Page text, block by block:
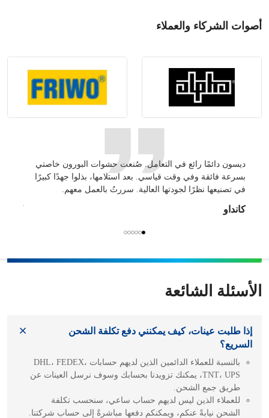
أصوات الشركاء والعملاء
ديسون دائمًا رائع في التعامل. صُنعت حشوات البورون خاصتي
بسرعة فائقة وفي وقت قياسي. بعد استلامها، بذلوا جهدًا كبيرًا
في تصنيعها نظرًا لجودتها العالية. سررتُ بالعمل معهم.
كانداو كانداو
الأسئلة الشائعة
إذا طلبت عينات، كيف يمكنني دفع تكلفة الشحن
السريع؟
بالنسبة للعملاء الدائمين الذين لديهم حسابات DHL، FEDEX،
TNT، UPS، يمكنك تزويدنا بحسابك وسوف نرسل العينات عن
طريق جمع الشحن.
للعملاء الذين ليس لديهم حساب ساعي، سنحسب تكلفة
الشحن نيابةً عنكم، ويمكنكم دفعها مباشرةً إلى حساب شركتنا.